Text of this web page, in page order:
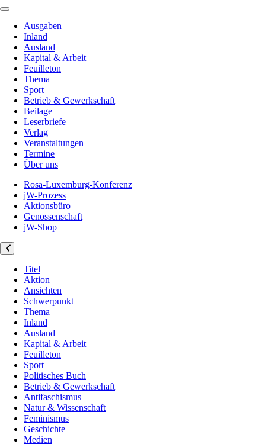
Ausgaben
Inland
Ausland
Kapital & Arbeit
Feuilleton
Thema
Sport
Betrieb & Gewerkschaft
Beilage
Leserbriefe
Verlag
Veranstaltungen
Termine
Über uns
Rosa-Luxemburg-Konferenz
jW-Prozess
Aktionsbüro
Genossenschaft
jW-Shop
Titel
Aktion
Ansichten
Schwerpunkt
Thema
Inland
Ausland
Kapital & Arbeit
Feuilleton
Sport
Politisches Buch
Betrieb & Gewerkschaft
Antifaschismus
Natur & Wissenschaft
Feminismus
Geschichte
Medien